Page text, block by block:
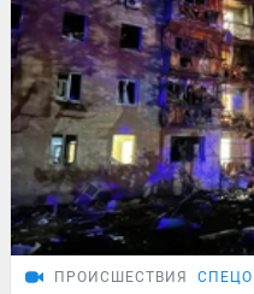
ПРОИСШЕСТВИЯ